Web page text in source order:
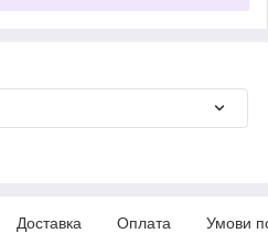
Доставка Оплата Умови